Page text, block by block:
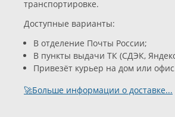
транспортировке.
Доступные варианты:
В отделение Почты России;
В пункты выдачи ТК (СДЭК,
Привезёт курьер на дом или
🚀Больше информации о доставке...